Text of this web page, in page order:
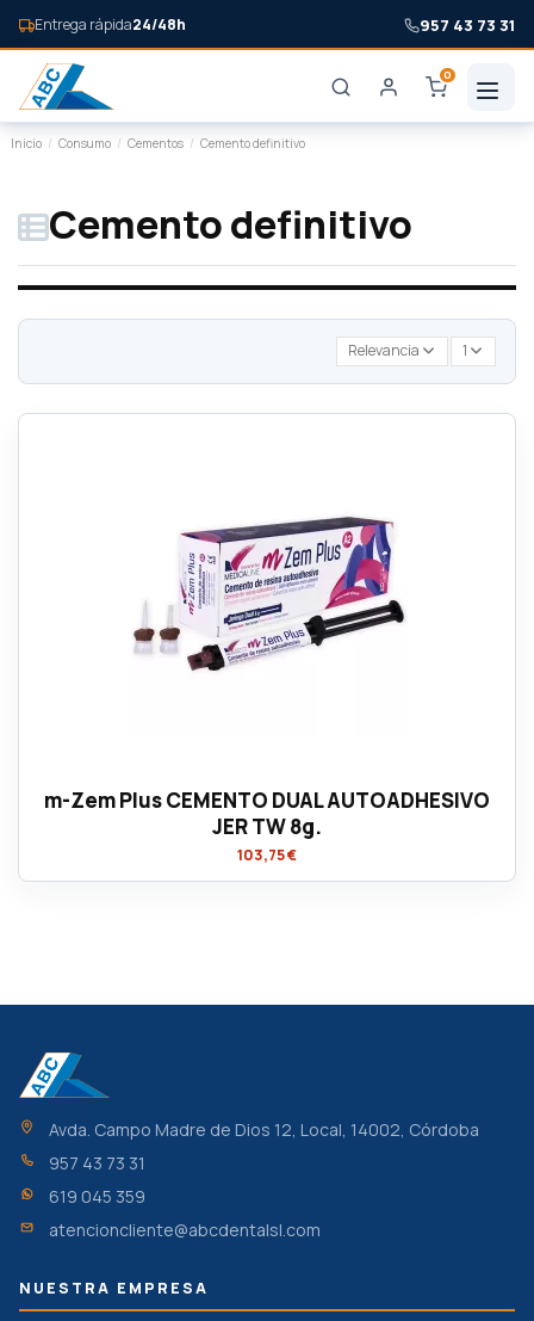
Entrega rápida24/48h 957 43 73 31
0
Inicio Consumo Cementos Cemento definitivo
Cemento definitivo
Relevancia 1
m-Zem Plus CEMENTO DUAL AUTOADHESIVO
JER TW 8g.
103,75 €
Avda. Campo Madre de Dios 12, Local, 14002, Córdoba
957 43 73 31
619 045 359
atencioncliente@abcdentalsl.com
NUESTRA EMPRESA